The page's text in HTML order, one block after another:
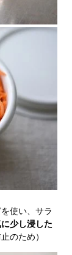
使い、サラ
少し浸した
のため）